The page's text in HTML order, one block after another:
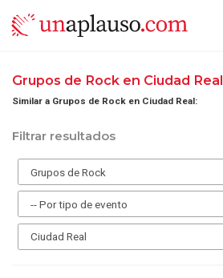
Grupos de Rock en Ciudad Real
Similar a Grupos de Rock en Ciudad Real:
Filtrar resultados